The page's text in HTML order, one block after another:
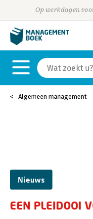
Op werkdagen
Algemeen management
Nieuws
EEN PLEIDOOI